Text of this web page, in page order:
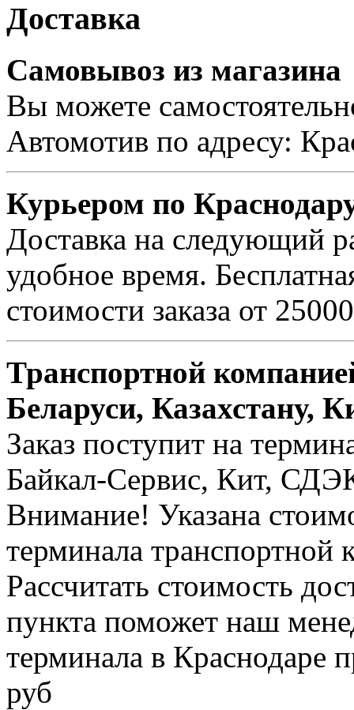
Доставка
Самовывоз из магазина
Вы можете
Автомотив по адресу:
Курьером по
Доставка на следующий
удобное время.
стоимости заказа от
Транспортной
Беларуси, Казахстану,
Заказ поступит на
Байкал-Сервис, Кит,
Внимание! Указана
терминала транспортной
Рассчитать стоимость
пункта поможет наш
терминала в Краснодаре
руб